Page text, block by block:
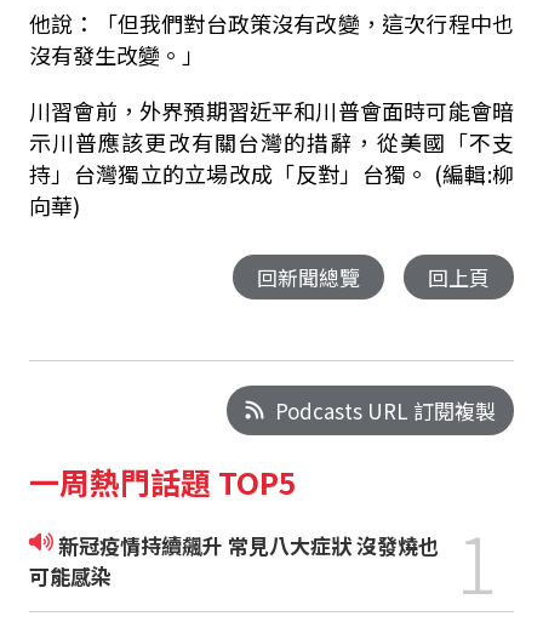
他說：「但我們對台政策沒有改變，這次行程中也
沒有發生改變。」
川習會前，外界預期習近平和川普會面時可能會暗
示川普應該更改有關台灣的措辭，從美國「不支
持」台灣獨立的立場改成「反對」台獨。 (編輯:柳
向華)
回新聞總覽 回上頁
Podcasts URL 訂閱複製
一周熱門話題 TOP5
新冠疫情持續飆升 常見八大症狀 沒發燒也
可能感染
1